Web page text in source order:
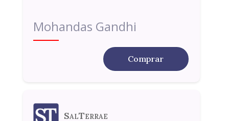
Mohandas Gandhi
Comprar
SalTerrae